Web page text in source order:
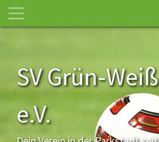
SV Grün-
e.V.